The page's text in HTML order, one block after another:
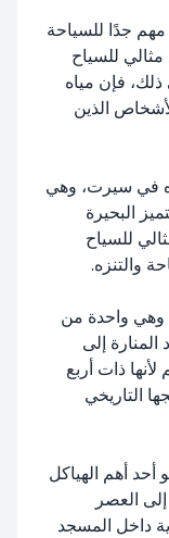
جدًا للسياحة
للسياح
ذلك، فإن مياه
الذين
في سيرت، وهي
البحيرة
للسياح
والتنزه.
وهي واحدة من
إلى
ذات أربع
التاريخي
أهم الهياكل
العصر
داخل المسجد